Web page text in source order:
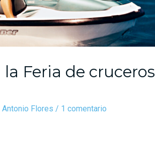
Feria de cruceros
Flores / 1 comentario